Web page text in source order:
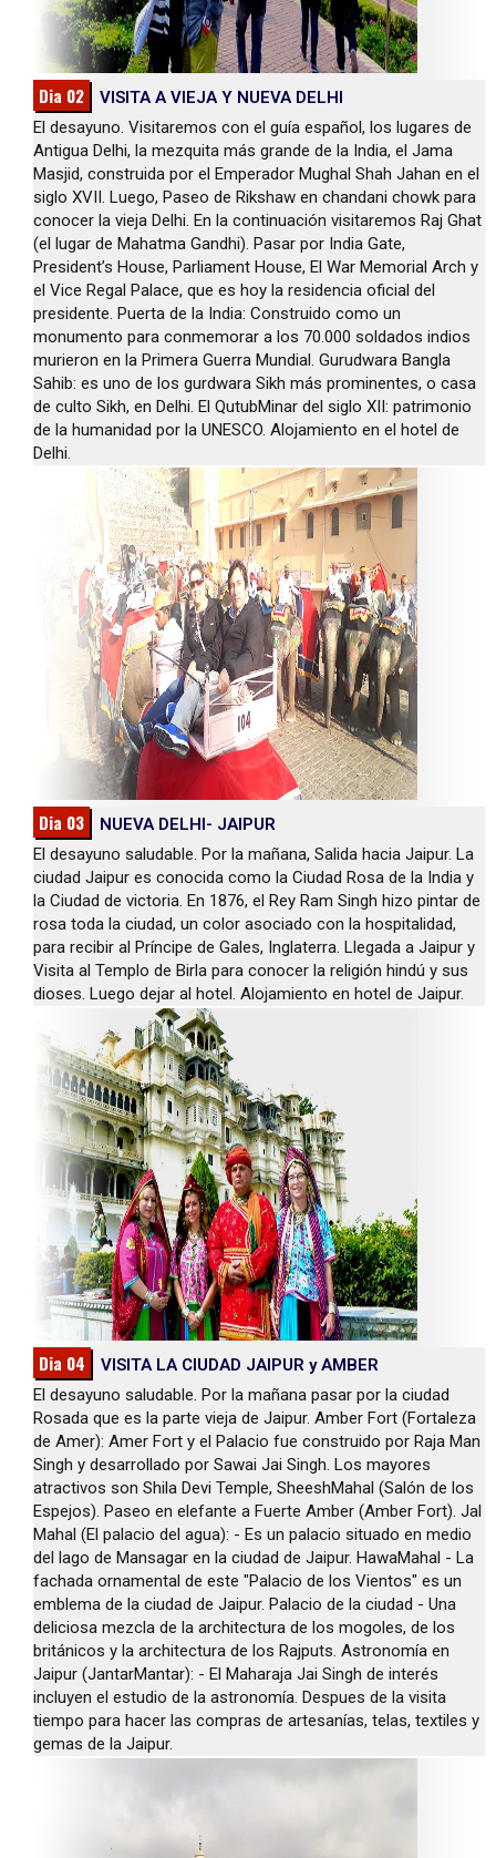
Dia 02
VISITA A VIEJA Y NUEVA DELHI
El desayuno. Visitaremos con el guía español, los lugares de
Antigua Delhi, la mezquita más grande de la India, el Jama
Masjid, construida por el Emperador Mughal Shah Jahan en el
siglo XVII. Luego, Paseo de Rikshaw en chandani chowk para
conocer la vieja Delhi. En la continuación visitaremos Raj Ghat
(el lugar de Mahatma Gandhi). Pasar por India Gate,
President’s House, Parliament House, El War Memorial Arch y
el Vice Regal Palace, que es hoy la residencia oficial del
presidente. Puerta de la India: Construido como un
monumento para conmemorar a los 70.000 soldados indios
murieron en la Primera Guerra Mundial. Gurudwara Bangla
Sahib: es uno de los gurdwara Sikh más prominentes, o casa
de culto Sikh, en Delhi. El QutubMinar del siglo XII: patrimonio
de la humanidad por la UNESCO. Alojamiento en el hotel de
Delhi.
Dia 03
NUEVA DELHI- JAIPUR
El desayuno saludable. Por la mañana, Salida hacia Jaipur. La
ciudad Jaipur es conocida como la Ciudad Rosa de la India y
la Ciudad de victoria. En 1876, el Rey Ram Singh hizo pintar de
rosa toda la ciudad, un color asociado con la hospitalidad,
para recibir al Príncipe de Gales, Inglaterra. Llegada a Jaipur y
Visita al Templo de Birla para conocer la religión hindú y sus
dioses. Luego dejar al hotel. Alojamiento en hotel de Jaipur.
Dia 04
VISITA LA CIUDAD JAIPUR y AMBER
El desayuno saludable. Por la mañana pasar por la ciudad
Rosada que es la parte vieja de Jaipur. Amber Fort (Fortaleza
de Amer): Amer Fort y el Palacio fue construido por Raja Man
Singh y desarrollado por Sawai Jai Singh. Los mayores
atractivos son Shila Devi Temple, SheeshMahal (Salón de los
Espejos). Paseo en elefante a Fuerte Amber (Amber Fort). Jal
Mahal (El palacio del agua): - Es un palacio situado en medio
del lago de Mansagar en la ciudad de Jaipur. HawaMahal - La
fachada ornamental de este "Palacio de los Vientos" es un
emblema de la ciudad de Jaipur. Palacio de la ciudad - Una
deliciosa mezcla de la architectura de los mogoles, de los
británicos y la architectura de los Rajputs. Astronomía en
Jaipur (JantarMantar): - El Maharaja Jai Singh de interés
incluyen el estudio de la astronomía. Despues de la visita
tiempo para hacer las compras de artesanías, telas, textiles y
gemas de la Jaipur.